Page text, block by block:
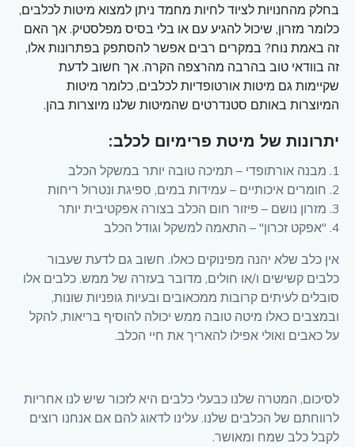
בחלק מהחנויות לציוד לחיות מחמד ניתן למצוא מיטות לכלבים,
כלומר מזרון, שיכול להגיע עם או בלי בסיס מפלסטיק. אך האם
זה באמת נוח? במקרים רבים אפשר להסתפק בפתרונות אלו,
זה בוודאי טוב בהרבה מהרצפה הקרה. אך חשוב לדעת
שקיימות גם מיטות אורטופדיות לכלבים, כלומר מיטות
המיוצרות באותם סטנדרטים שהמיטות שלנו מיוצרות בהן.
יתרונות של מיטת פרימיום לכלב:
מבנה אורתופדי – תמיכה טובה יותר במשקל הכלב
חומרים איכותיים – עמידות במים, ספיגת ונטרול ריחות
מזרון נושם – פיזור חום הכלב בצורה אפקטיבית יותר
"אפקט זכרון" – התאמה למשקל וגודל הכלב
אין כלב שלא יהנה מפינוקים כאלו. חשוב גם לדעת שעבור
כלבים קשישים ו/או חולים, מדובר בעזרה של ממש. כלבים אלו
סובלים לעיתים קרובות ממכאובים ובעיות גופניות שונות,
ובמצבים כאלו מיטה טובה ממש יכולה להוסיף בריאות, להקל
על כאבים ואולי אפילו להאריך את חיי הכלב.
לסיכום, המטרה שלנו כבעלי כלבים היא לזכור שיש לנו אחריות
לרווחתם של הכלבים שלנו. עלינו לדאוג להם אם אנחנו רוצים
לקבל כלב שמח ומאושר.